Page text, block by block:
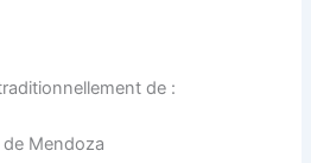
de :
Mendoza